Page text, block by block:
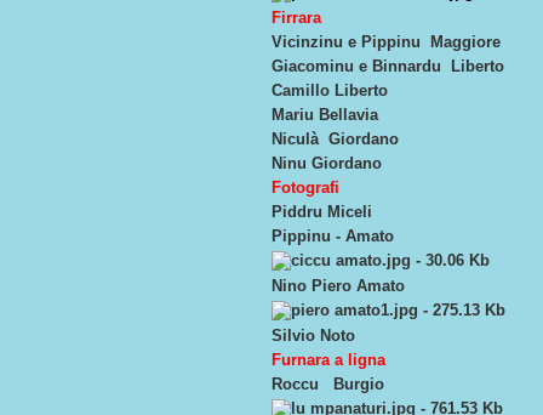
Firrara
Vicinzinu e Pippinu Maggiore
Giacominu e Binnardu Liberto
Camillo Liberto
Mariu Bellavia
Niculà Giordano
Ninu Giordano
Fotografi
Piddru Miceli
Pippinu - Amato
Nino Piero Amato
Silvio Noto
Furnara a ligna
Roccu Burgio